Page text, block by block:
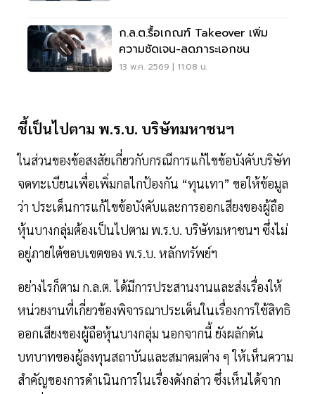
ก.ล.ต.รื้อเกณฑ์ Takeover เพิ่ม
ความชัดเจน-ลดภาระเอกชน
13 พ.ค. 2569 | 11:08 น.
ชี้เป็นไปตาม พ.ร.บ. บริษัทมหาชนฯ
ในส่วนของข้อสงสัยเกี่ยวกับกรณีการแก้ไขข้อบังคับบริษัท
จดทะเบียนเพื่อเพิ่มกลไกป้องกัน “ทุนเทา” ขอให้ข้อมูล
ว่า ประเด็นการแก้ไขข้อบังคับและการออกเสียงของผู้ถือ
หุ้นบางกลุ่มต้องเป็นไปตาม พ.ร.บ. บริษัทมหาชนฯ ซึ่งไม่
อยู่ภายใต้ขอบเขตของ พ.ร.บ. หลักทรัพย์ฯ
อย่างไรก็ตาม ก.ล.ต. ได้มีการประสานงานและส่งเรื่องให้
หน่วยงานที่เกี่ยวข้องพิจารณาประเด็นในเรื่องการใช้สิทธิ
ออกเสียงของผู้ถือหุ้นบางกลุ่ม นอกจากนี้ ยังผลักดัน
บทบาทของผู้ลงทุนสถาบันและสมาคมต่าง ๆ ให้เห็นความ
สำคัญของการดำเนินการในเรื่องดังกล่าว ซึ่งเห็นได้จาก